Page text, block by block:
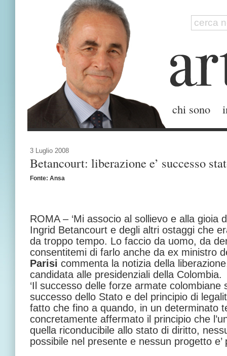
chi sono
3 Luglio 2008
Betancourt: liberazione e’ successo
Fonte: Ansa
ROMA – ‘Mi associo al sollievo e alla gioia
Ingrid Betancourt e degli altri ostaggi che
da troppo tempo. Lo faccio da uomo, da
consentitemi di farlo anche da ex ministro
Parisi commenta la notizia della
candidata alle presidenziali della Colombia.
‘Il successo delle forze armate colombiane
successo dello Stato e del principio di
fatto che fino a quando, in un determinato
concretamente affermato il principio che
quella riconducibile allo stato di diritto,
possibile nel presente e nessun progetto e’